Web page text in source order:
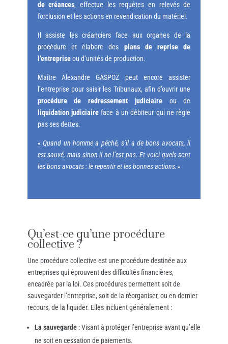
de créances, effectue les requêtes en relevés de
forclusion et les actions en revendication du matériel.
Il assiste les créanciers face aux organes de la
procédure et élabore des plans de reprise de
l’entrepriseou d’unités de production.
Maître Alexandre GASPOZ peut encore assister
l’entreprise pour saisir les Tribunaux, afin d’ouvrir une
procédure de redressement judiciaireou de
liquidation judiciaire face à un débiteur qui ne règle
pas ses dettes.
«Quand un homme a péché, s’il a de bons avocats, il
est sauvé, mais sinon il ne l’est pas. Et voici quels sont
les bons avocats : le repentir et les bonnes actions.»
Qu’est-ce qu’une procédure
collective ?
Une procédure collective est une procédure destinée aux
entreprises qui éprouvent des difficultés financières,
encadrée par la loi. Ces procédures permettent soit de
sauvegarder l’entreprise, soit de la réorganiser, ou en dernier
recours, de la liquider. Elles incluent généralement :
La sauvegarde: Visant à protéger l’entreprise avant qu’elle
ne soit en cessation de paiements.